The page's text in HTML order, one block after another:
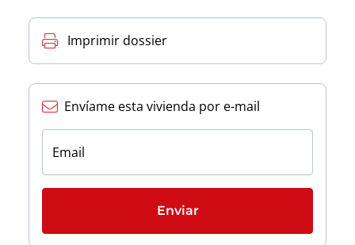
Imprimir dossier
Envíame esta vivienda por e-mail
Email
Enviar